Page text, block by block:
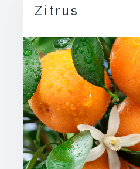
Zitrus